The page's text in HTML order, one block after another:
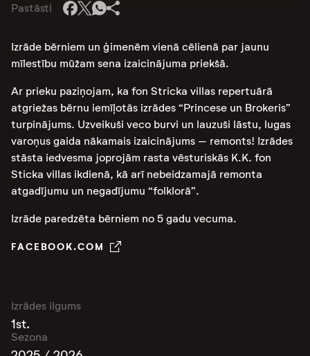
Pastāsti
Izrāde bērniem un ģimenēm vienā cēlienā par jaunu
mīlestību mūžam sena izaicinājuma priekšā.
Ar prieku paziņojam, ka fon Stricka villas repertuārā
atgriežas bērnu iemīļotās izrādes “Princese un Brokeris”
turpinājums. Uzveikuši veco burvi un lauzuši lāstu, lugas
varoņus gaida nākamais izaicinājums – remonts! Izrādes
stāsta iedvesma joprojām rasta vēsturiskās K.K. fon
Sticka villas ikdienā, kā arī nebeidzamajā remonta
atgadījumu un negadījumu “folklorā”.
Izrāde paredzēta bērniem no 5 gadu vecuma.
FACEBOOK.COM
Izrādes ilgums
1st.
Sezona